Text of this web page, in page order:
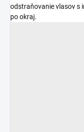
odstraňovanie vlasov s
po okraj.